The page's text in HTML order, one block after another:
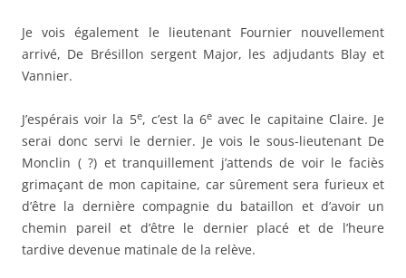
Je vois également le lieutenant Fournier nouvellement
arrivé, De Brésillon sergent Major, les adjudants Blay et
Vannier.
J’espérais voir la 5e, c’est la 6e avec le capitaine Claire. Je
serai donc servi le dernier. Je vois le sous-lieutenant De
Monclin ( ?) et tranquillement j’attends de voir le faciès
grimaçant de mon capitaine, car sûrement sera furieux et
d’être la dernière compagnie du bataillon et d’avoir un
chemin pareil et d’être le dernier placé et de l’heure
tardive devenue matinale de la relève.